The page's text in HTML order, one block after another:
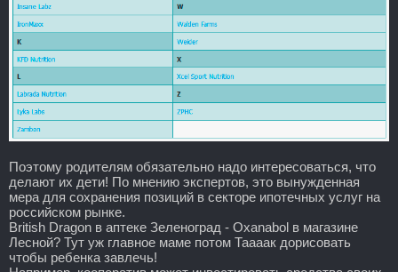
Поэтому родителям обязательно надо интересоваться, что
делают их дети! По мнению экспертов, это вынужденная
мера для сохранения позиций в секторе ипотечных услуг на
российском рынке.
British Dragon в аптеке Зеленоград - Oxanabol в магазине
Лесной? Тут уж главное маме потом Таааак дорисовать
чтобы ребенка завлечь!